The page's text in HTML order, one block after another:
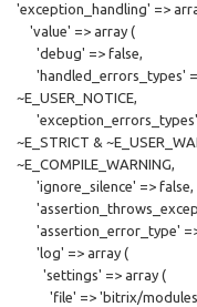
'exception_handling' =>
'value' => array (
'debug' => false,
'handled_errors_types' =>
~E_USER_NOTICE,
'exception_errors_types'
~E_STRICT &
~E_COMPILE_WARNING,
'ignore_silence' => false,
'assertion_error_type'
'log' => array (
'settings' => array (
'file' => 'bitrix/